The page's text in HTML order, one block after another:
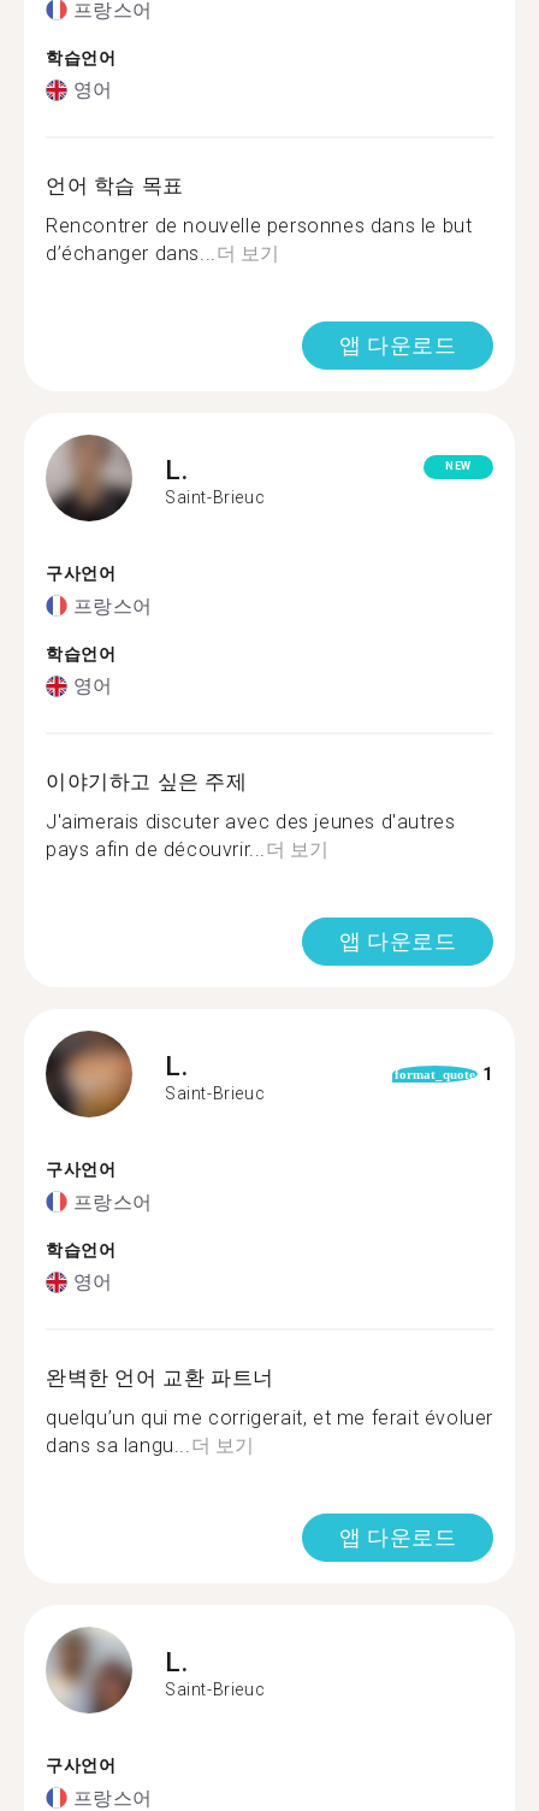
프랑스어
학습언어
영어
언어 학습 목표
Rencontrer de nouvelle personnes dans le but
d’échanger dans...더 보기
앱 다운로드
L.
Saint-Brieuc
NEW
구사언어
프랑스어
학습언어
영어
이야기하고 싶은 주제
J'aimerais discuter avec des jeunes d'autres
pays afin de découvrir...더 보기
앱 다운로드
L.
Saint-Brieuc
format_quote 1
구사언어
프랑스어
학습언어
영어
완벽한 언어 교환 파트너
quelqu’un qui me corrigerait, et me ferait évoluer
dans sa langu...더 보기
앱 다운로드
L.
Saint-Brieuc
구사언어
프랑스어